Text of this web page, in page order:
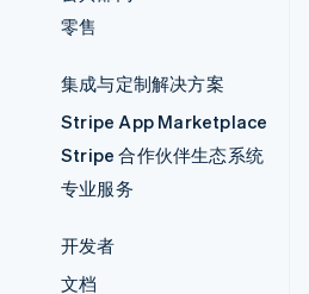
零售
集成与定制解决方案
Stripe App Marketplace
Stripe 合作伙伴生态系统
专业服务
开发者
文档